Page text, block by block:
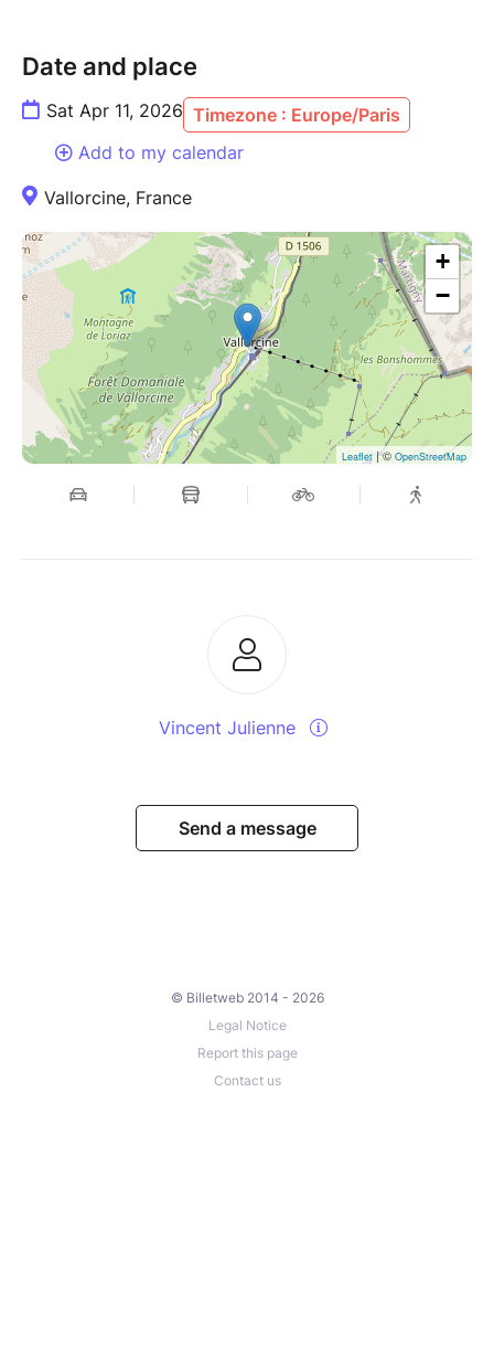
Date and place
Sat Apr 11, 2026 Timezone : Europe/Paris
Add to my calendar
Vallorcine, France
+
−
Leaflet | © OpenStreetMap
Vincent Julienne
Send a message
© Billetweb 2014 - 2026
Legal Notice
Report this page
Contact us